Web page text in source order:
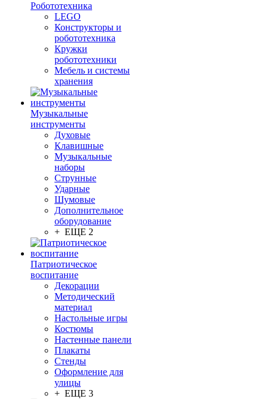
Робототехника
LEGO
Конструкторы и
робототехника
Кружки
робототехники
Мебель и системы
хранения
Музыкальные
инструменты
Духовые
Клавишные
Музыкальные
наборы
Струнные
Ударные
Шумовые
Дополнительное
оборудование
+ ЕЩЕ 2
Патриотическое
воспитание
Декорации
Методический
материал
Настольные игры
Костюмы
Настенные панели
Плакаты
Стенды
Оформление для
улицы
+ ЕЩЕ 3